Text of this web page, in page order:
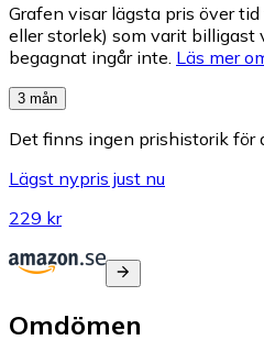
Grafen visar lägsta pris över
eller storlek) som varit billigast
begagnat ingår inte. Läs mer
3 mån
Det finns ingen prishistorik för
Lägst nypris just nu
229 kr
Omdömen